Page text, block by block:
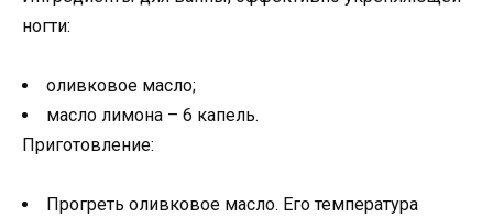
ногти:
оливковое масло;
масло лимона – 6 капель.
Приготовление:
Прогреть оливковое масло. Его температура